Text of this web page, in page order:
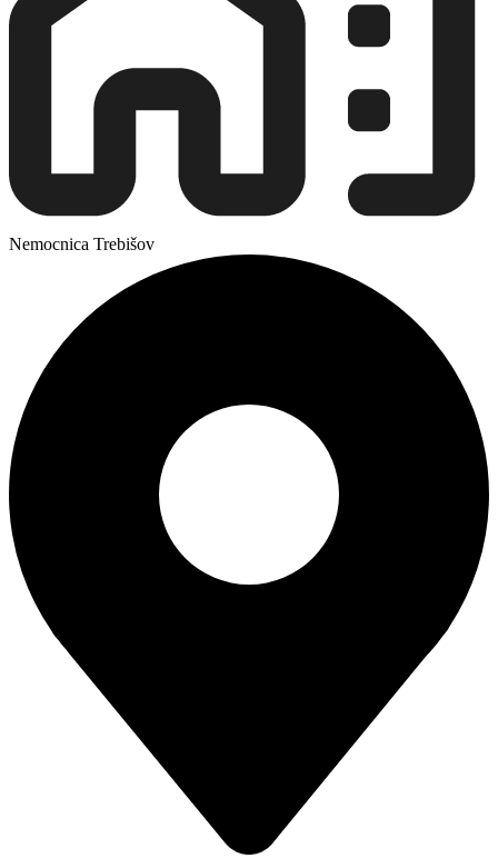
Nemocnica Trebišov